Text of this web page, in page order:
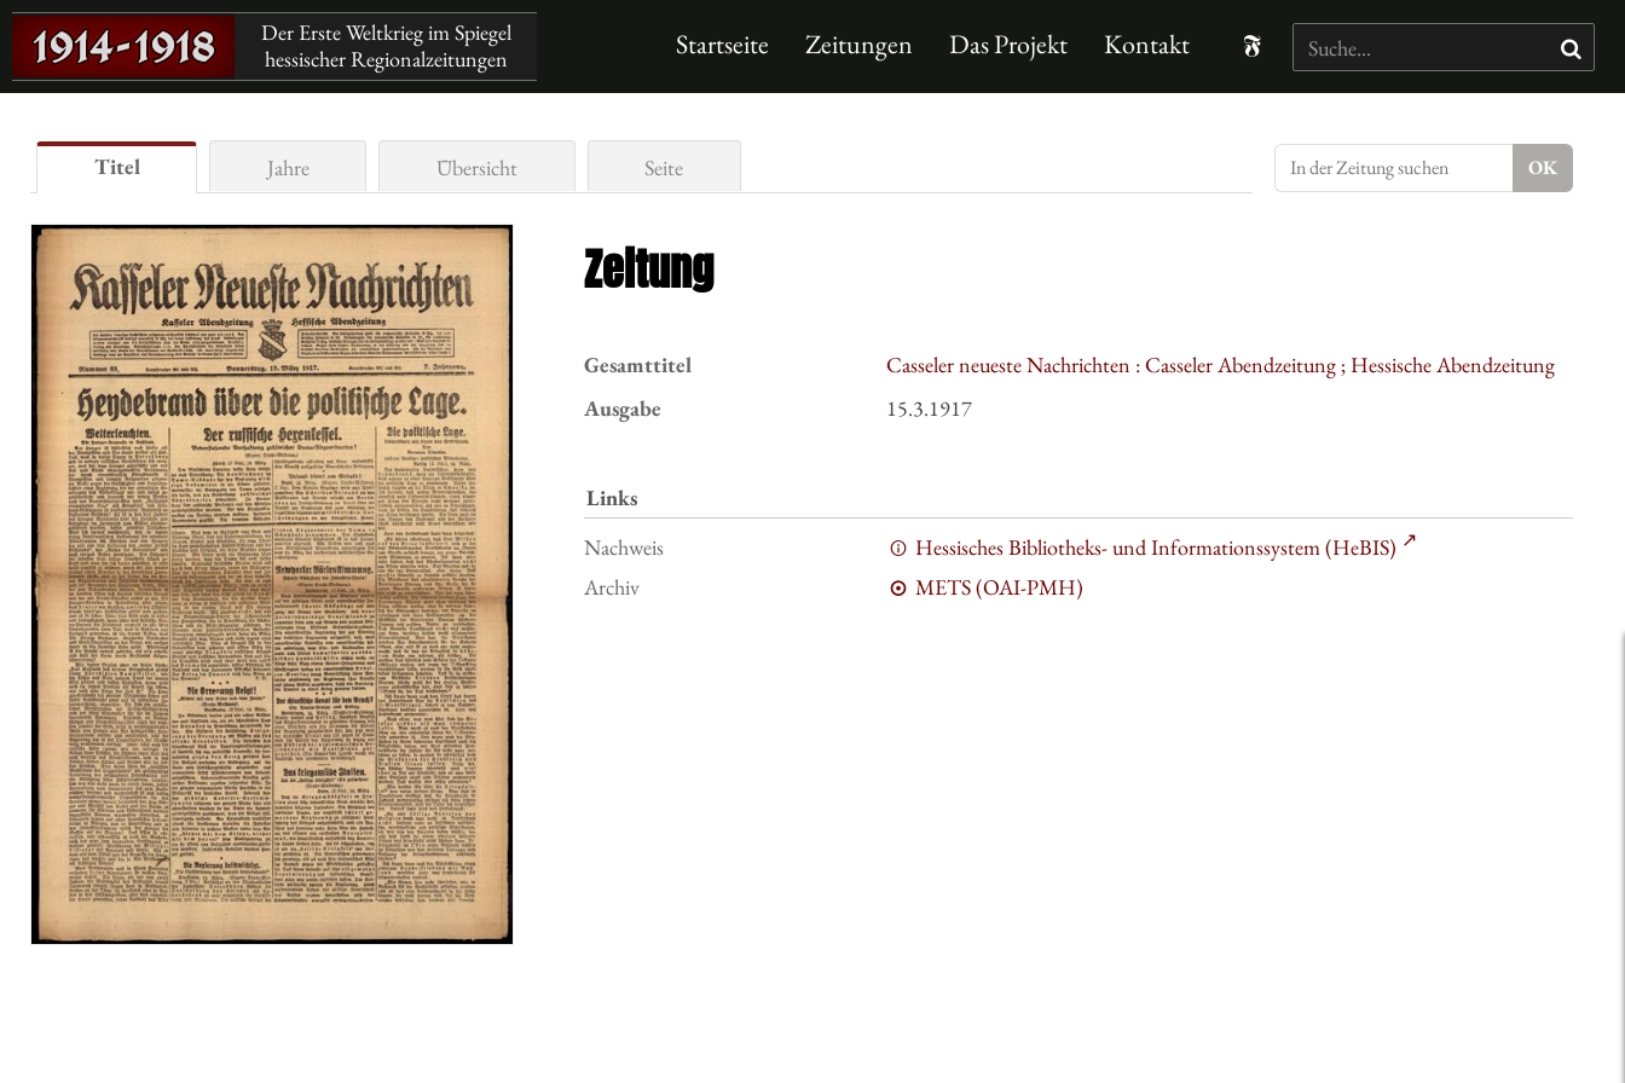
Der Erste Weltkrieg im Spiegel
hessischer Regionalzeitungen
Startseite Zeitungen Das Projekt Kontakt
Titel Jahre Übersicht Seite
Zeitung
Gesamttitel
Casseler neueste Nachrichten : Casseler Abendzeitung ; Hessische Abendzeitung
Ausgabe
15.3.1917
Links
Nachweis
Hessisches Bibliotheks- und Informationssystem (HeBIS)
Archiv
METS (OAI-PMH)